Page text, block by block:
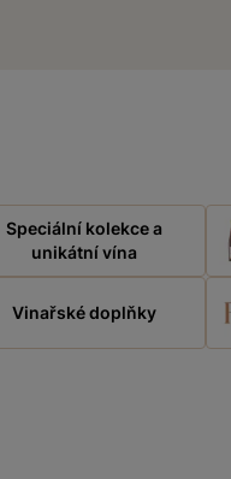
Speciální kolekce a
unikátní vína
Vinařské doplňky